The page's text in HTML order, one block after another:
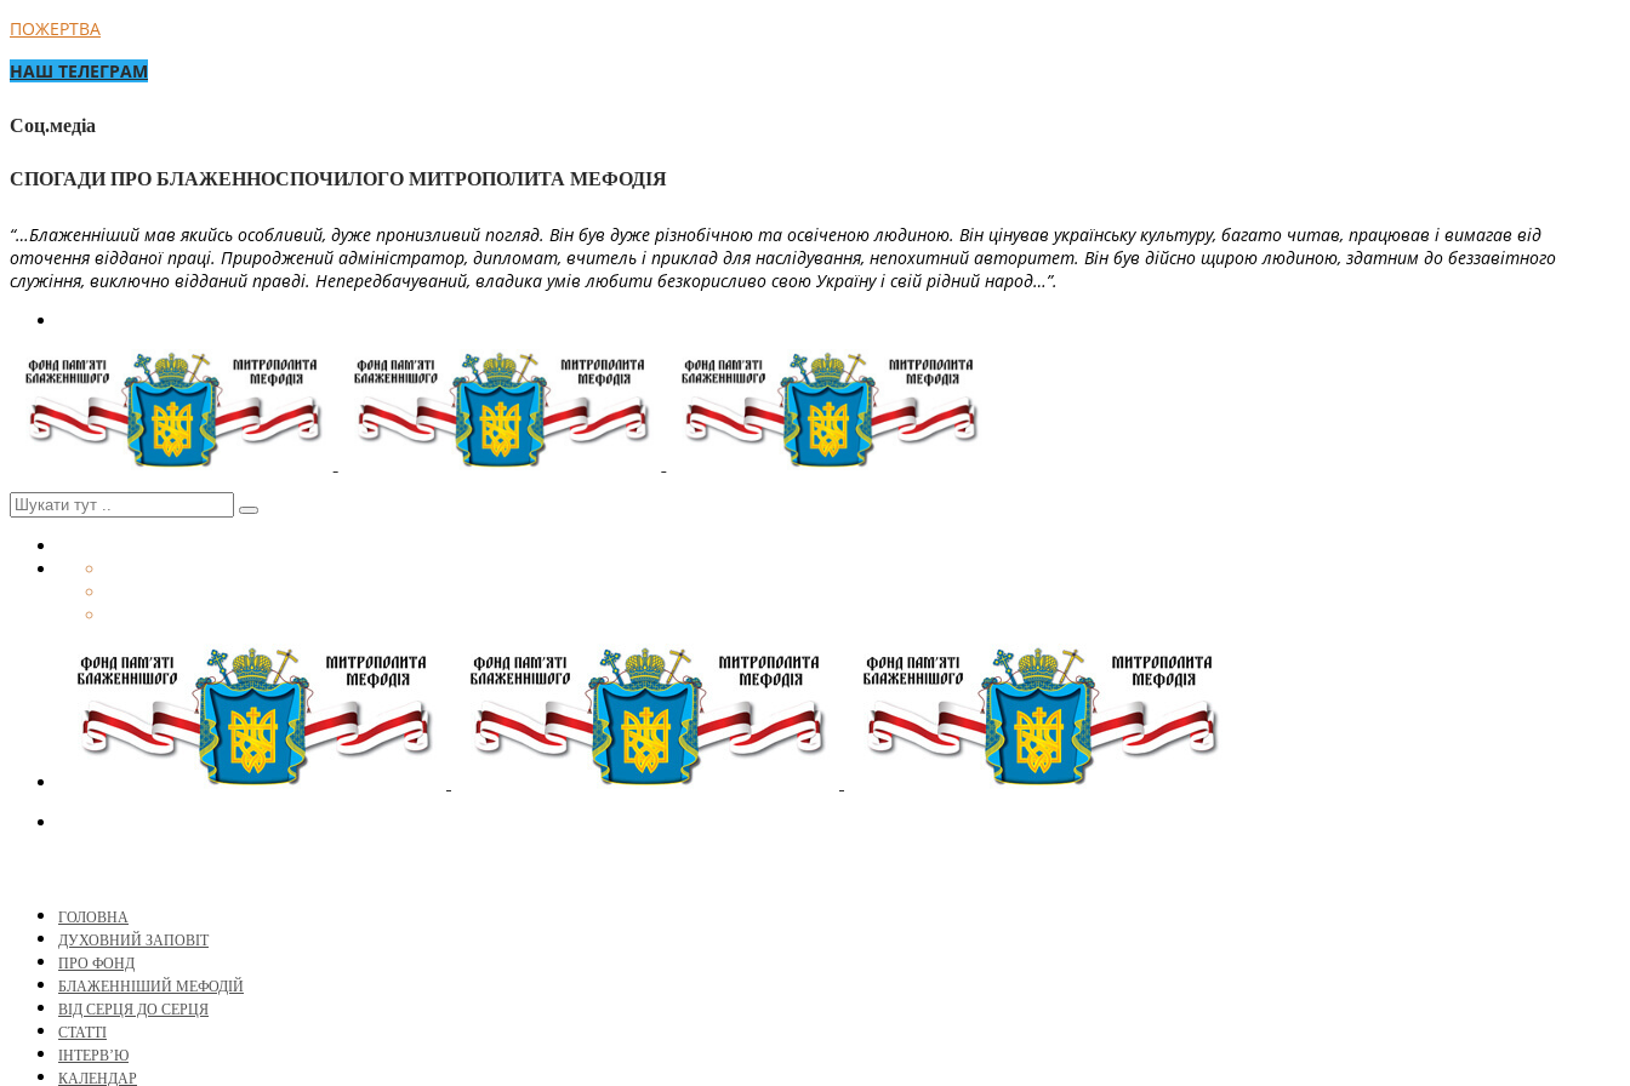
ПОЖЕРТВА
НАШ ТЕЛЕГРАМ
Соц.медіа
СПОГАДИ ПРО БЛАЖЕННОСПОЧИЛОГО МИТРОПОЛИТА МЕФОДІЯ
“…Блаженніший мав якийсь особливий, дуже пронизливий погляд. Він був дуже різнобічною та освіченою людиною. Він цінував українську культуру, багато читав, працював і вимагав від
оточення відданої праці. Природжений адміністратор, дипломат, вчитель і приклад для наслідування, непохитний авторитет. Він був дійсно щирою людиною, здатним до беззавітного
служіння, виключно відданий правді. Непередбачуваний, владика умів любити безкорисливо свою Україну і свій рідний народ…”.
ГОЛОВНА
ДУХОВНИЙ ЗАПОВІТ
ПРО ФОНД
БЛАЖЕННІШИЙ МЕФОДІЙ
ВІД СЕРЦЯ ДО СЕРЦЯ
СТАТТІ
ІНТЕРВ’Ю
КАЛЕНДАР